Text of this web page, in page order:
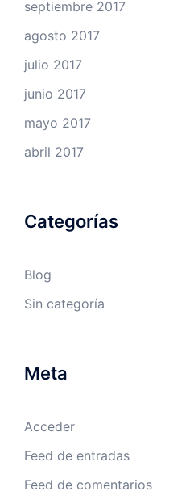
septiembre 2017
agosto 2017
julio 2017
junio 2017
mayo 2017
abril 2017
Categorías
Blog
Sin categoría
Meta
Acceder
Feed de entradas
Feed de comentarios